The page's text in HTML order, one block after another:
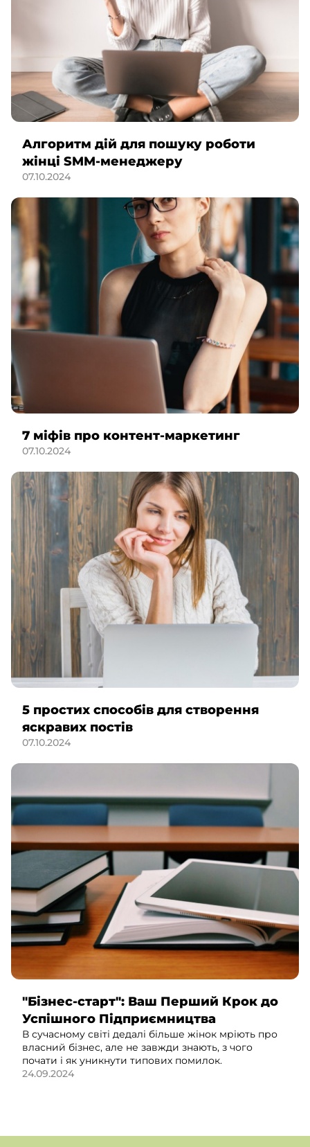
Алгоритм дій для пошуку роботи
жінці SMM-менеджеру
07.10.2024
7 міфів про контент-маркетинг
07.10.2024
5 простих способів для створення
яскравих постів
07.10.2024
"Бізнес-старт": Ваш Перший Крок до
Успішного Підприємництва
В сучасному світі дедалі більше жінок мріють про
власний бізнес, але не завжди знають, з чого
почати і як уникнути типових помилок.
24.09.2024